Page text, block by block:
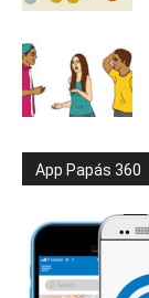
App Papás 360